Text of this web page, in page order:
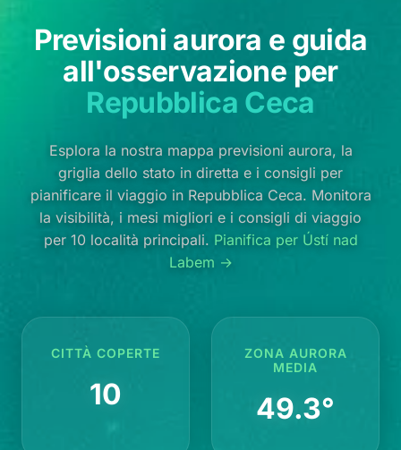
Previsioni aurora e guida
all'osservazione per
Repubblica Ceca
Esplora la nostra mappa previsioni aurora, la
griglia dello stato in diretta e i consigli per
pianificare il viaggio in Repubblica Ceca. Monitora
la visibilità, i mesi migliori e i consigli di viaggio
per 10 località principali. Pianifica per Ústí nad
Labem →
CITTÀ COPERTE
10
ZONA AURORA
MEDIA
49.3°